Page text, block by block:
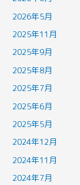
2026年5月
2025年11月
2025年9月
2025年8月
2025年7月
2025年6月
2025年5月
2024年12月
2024年11月
2024年7月